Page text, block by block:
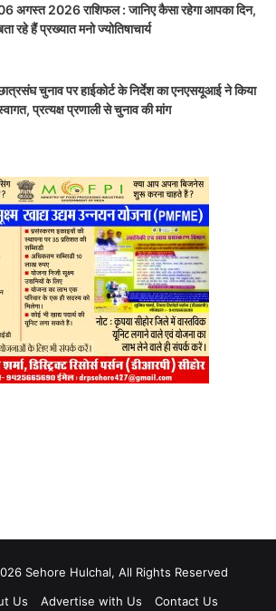
अगस्त 2026 राशिफल : जानिए कैसा रहेगा आपका दिन,
रहे हैं प्रख्यात मनो ज्योतिषाचार्य
चुनाव पर हाईकोर्ट के निर्देश का एनएसयूआई ने किया
प्रत्यक्ष प्रणाली से चुनाव की मांग
Sehore Hulchal, All Rights Reserved
Us Advertise with Us Contact Us